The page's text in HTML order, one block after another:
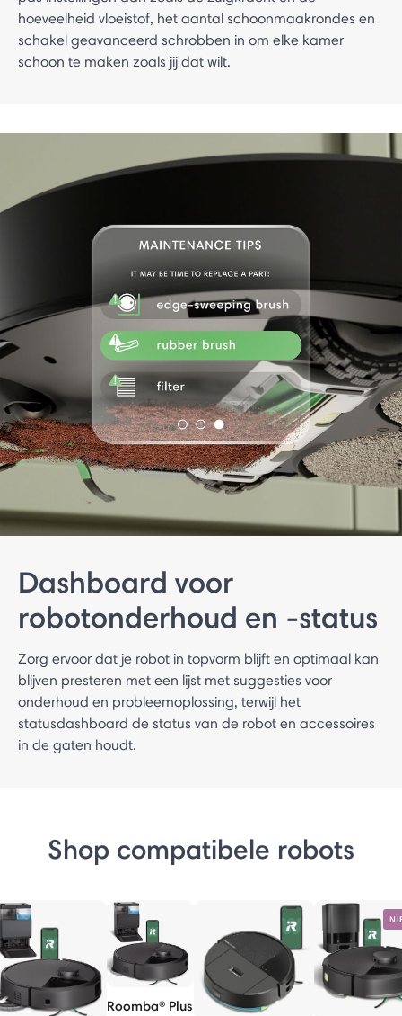
hoeveelheid vloeistof, het aantal schoonmaakrondes en
schakel geavanceerd schrobben in om elke kamer
schoon te maken zoals jij dat wilt.
Dashboard voor
robotonderhoud en -status
Zorg ervoor dat je robot in topvorm blijft en optimaal kan
blijven presteren met een lijst met suggesties voor
onderhoud en probleemoplossing, terwijl het
statusdashboard de status van de robot en accessoires
in de gaten houdt.
Shop compatibele robots
Roomba® Plus